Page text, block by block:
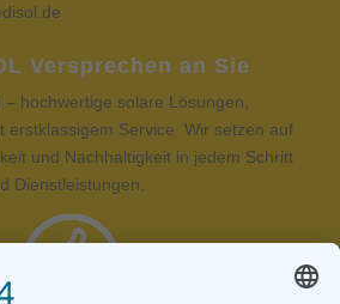
Versprechen an Sie
hochwertige solare Lösungen,
erstklassigem Service. Wir setzen auf
und Nachhaltigkeit in jedem Schritt
Dienstleistungen.